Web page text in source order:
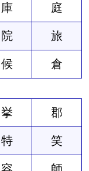
庫 庭
院 旅
候 倉
挙 郡
特 笑